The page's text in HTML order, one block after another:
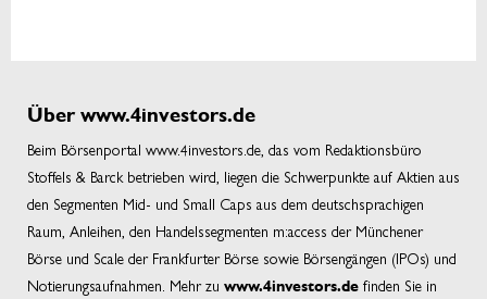
Über www.4investors.de
Beim Börsenportal www.4investors.de, das vom Redaktionsbüro
Stoffels & Barck betrieben wird, liegen die Schwerpunkte auf Aktien aus
den Segmenten Mid- und Small Caps aus dem deutschsprachigen
Raum, Anleihen, den Handelssegmenten m:access der Münchener
Börse und Scale der Frankfurter Börse sowie Börsengängen (IPOs) und
Notierungsaufnahmen. Mehr zu www.4investors.de finden Sie in